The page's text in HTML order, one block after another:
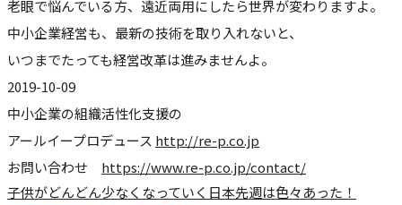
老眼で悩んでいる方、遠近両用にしたら世界が変わりますよ。
中小企業経営も、最新の技術を取り入れないと、
いつまでたっても経営改革は進みませんよ。
2019-10-09
中小企業の組織活性化支援の
アールイープロデュース http://re-p.co.jp
お問い合わせ https://www.re-p.co.jp/contact/
子供がどんどん少なくなっていく日本先週は色々あった！